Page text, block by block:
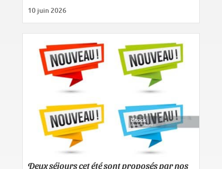
10 juin 2026
Deux séjours cet été sont proposés par nos